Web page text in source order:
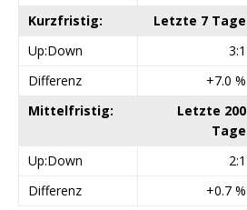
Kurzfristig:
Letzte 7 Tage
Up:Down
3:1
Differenz
+7.0 %
Mittelfristig:
Letzte 200
Tage
Up:Down 2:1
Differenz
+0.7 %